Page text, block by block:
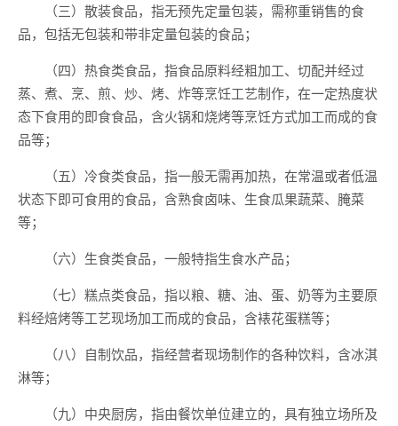
（三）散装食品，指无预先定量包装，需称重销售的食
品，包括无包装和带非定量包装的食品；
（四）热食类食品，指食品原料经粗加工、切配并经过
蒸、煮、烹、煎、炒、烤、炸等烹饪工艺制作，在一定热度状
态下食用的即食食品，含火锅和烧烤等烹饪方式加工而成的食
品等；
（五）冷食类食品，指一般无需再加热，在常温或者低温
状态下即可食用的食品，含熟食卤味、生食瓜果蔬菜、腌菜
等；
（六）生食类食品，一般特指生食水产品；
（七）糕点类食品，指以粮、糖、油、蛋、奶等为主要原
料经焙烤等工艺现场加工而成的食品，含裱花蛋糕等；
（八）自制饮品，指经营者现场制作的各种饮料，含冰淇
淋等；
（九）中央厨房，指由餐饮单位建立的，具有独立场所及